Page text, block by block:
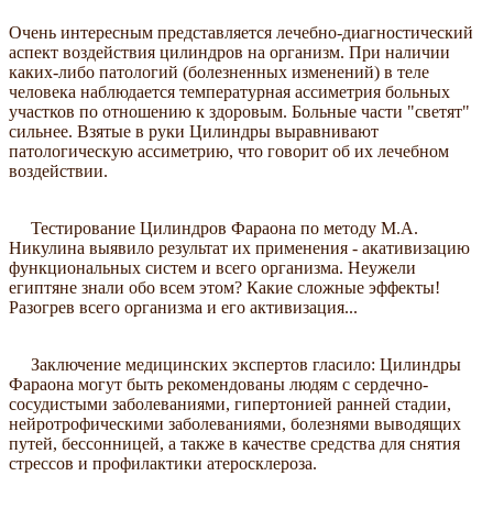
Очень интересным представляется лечебно-диагностический
аспект воздействия цилиндров на организм. При наличии
каких-либо патологий (болезненных изменений) в теле
человека наблюдается температурная ассиметрия больных
участков по отношению к здоровым. Больные части "светят"
сильнее. Взятые в руки Цилиндры выравнивают
патологическую ассиметрию, что говорит об их лечебном
воздействии.
Тестирование Цилиндров Фараона по методу М.А.
Никулина выявило результат их применения - акативизацию
функциональных систем и всего организма. Неужели
египтяне знали обо всем этом? Какие сложные эффекты!
Разогрев всего организма и его активизация...
Заключение медицинских экспертов гласило: Цилиндры
Фараона могут быть рекомендованы людям с сердечно-
сосудистыми заболеваниями, гипертонией ранней стадии,
нейротрофическими заболеваниями, болезнями выводящих
путей, бессонницей, а также в качестве средства для снятия
стрессов и профилактики атеросклероза.